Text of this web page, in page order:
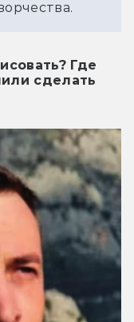
Где
сделать